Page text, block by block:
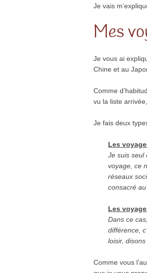
Je vais
Mes
Je vous ai
Chine et au
Comme
vu la liste
Je fais deux
Les
Je suis seul
voyage, ce
réseaux
consacré
Les
Dans ce
différence,
loisir,
Comme vous